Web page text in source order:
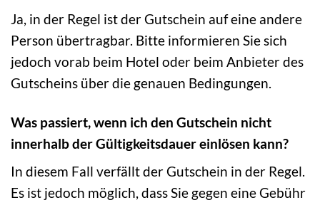
Ja, in der Regel ist der Gutschein auf eine andere
Person übertragbar. Bitte informieren Sie sich
jedoch vorab beim Hotel oder beim Anbieter des
Gutscheins über die genauen Bedingungen.
Was passiert, wenn ich den Gutschein nicht
innerhalb der Gültigkeitsdauer einlösen kann?
In diesem Fall verfällt der Gutschein in der Regel.
Es ist jedoch möglich, dass Sie gegen eine Gebühr